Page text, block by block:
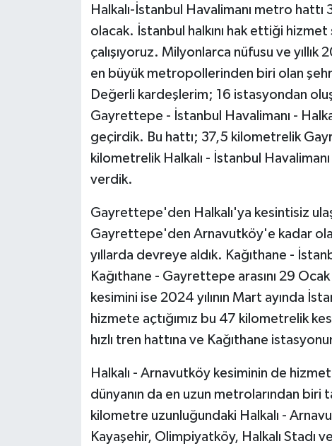
Halkalı-İstanbul Havalimanı metro
olacak. İstanbul halkını hak ettiği
çalışıyoruz. Milyonlarca nüfusu ve
en büyük metropollerinden biri olan
Değerli kardeşlerim; 16 istasyondan
Gayrettepe - İstanbul Havalimanı -
geçirdik. Bu hattı; 37,5 kilometrelik
kilometrelik Halkalı - İstanbul
verdik.
Gayrettepe'den Halkalı'ya kesintisiz
Gayrettepe'den Arnavutköy'e kadar
yıllarda devreye aldık. Kağıthane -
Kağıthane - Gayrettepe arasını 29
kesimini ise 2024 yılının Mart ayında
hizmete açtığımız bu 47 kilometrelik
hızlı tren hattına ve Kağıthane
Halkalı - Arnavutköy kesiminin de
dünyanın da en uzun metrolarından biri
kilometre uzunluğundaki Halkalı -
Kayaşehir, Olimpiyatköy, Halkalı Stadı